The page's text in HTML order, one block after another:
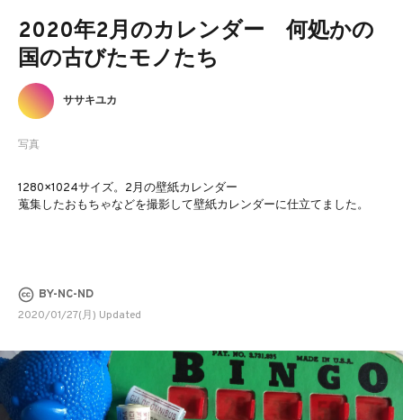
2020年2月のカレンダー 何処かの
国の古びたモノたち
写真
ササキユカ
1280×1024サイズ。2月の壁紙カレンダー
蒐集したおもちゃなどを撮影して壁紙カレンダーに仕立てました。
BY-NC-ND
2020/01/27(月) Updated